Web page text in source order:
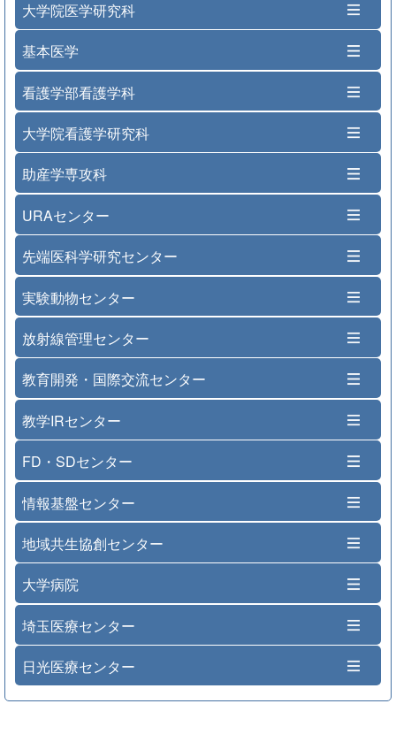
大学院医学研究科
基本医学
看護学部看護学科
大学院看護学研究科
助産学専攻科
URAセンター
先端医科学研究センター
実験動物センター
放射線管理センター
教育開発・国際交流センター
教学IRセンター
FD・SDセンター
情報基盤センター
地域共生協創センター
大学病院
埼玉医療センター
日光医療センター